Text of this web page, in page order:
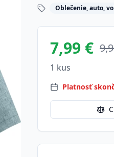
Oblečenie, auto,
7,99 €
1 kus
Platnosť